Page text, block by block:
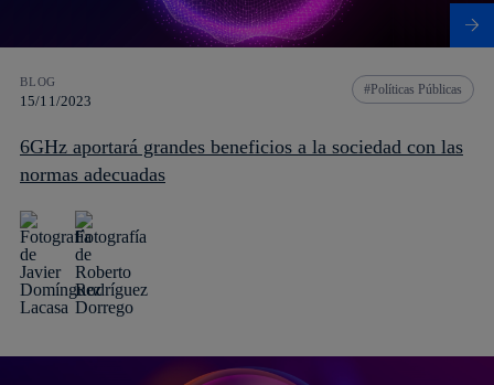
BLOG
15/11/2023
Políticas Públicas
6GHz aportará grandes beneficios a la sociedad con las
normas adecuadas